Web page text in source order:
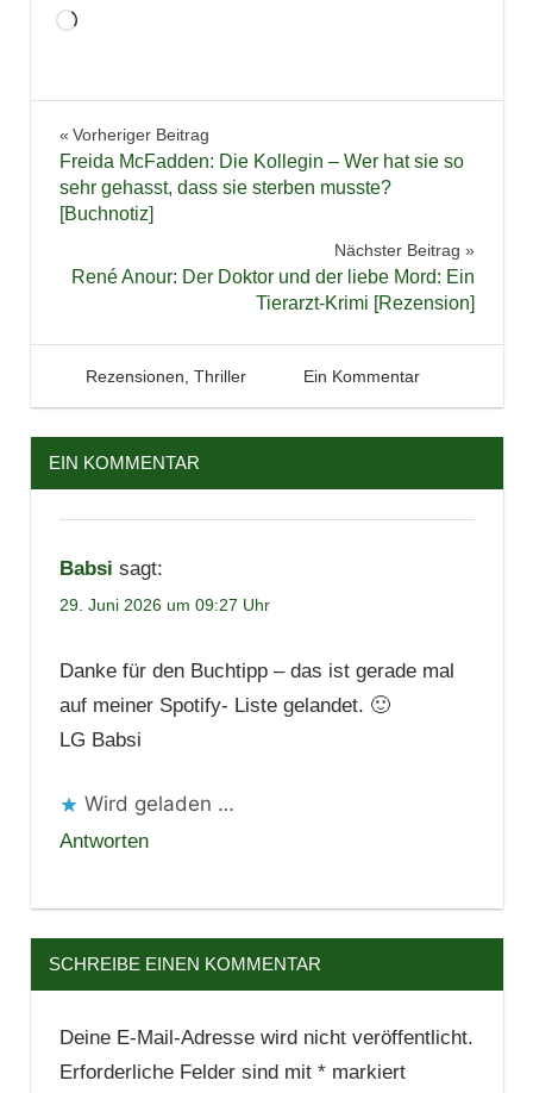
Wird
Buchbesprechung
Bücher
Lesen
Rezension
Beitragsnavigation
Vorheriger Beitrag
Freida McFadden: Die Kollegin – Wer hat sie so
sehr gehasst, dass sie sterben musste?
[Buchnotiz]
Nächster Beitrag
René Anour: Der Doktor und der liebe Mord: Ein
Tierarzt-Krimi [Rezension]
28. Juni 2026
Tintenhain
Rezensionen ,Thriller Ein Kommentar
EIN KOMMENTAR
Babsi sagt:
29. Juni 2026 um 09:27 Uhr
Danke für den Buchtipp – das ist gerade mal
auf meiner Spotify- Liste gelandet. 🙂
LG Babsi
Wird geladen …
Antworten
SCHREIBE EINEN KOMMENTAR
Deine E-Mail-Adresse wird nicht veröffentlicht.
Erforderliche Felder sind mit *markiert